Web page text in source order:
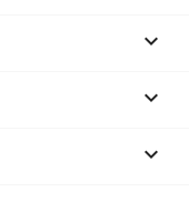


keyboard_arrow_down